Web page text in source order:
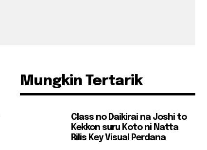
Mungkin Tertarik
Class no Daikirai na Joshi to
Kekkon suru Koto ni Natta
Rilis Key Visual Perdana